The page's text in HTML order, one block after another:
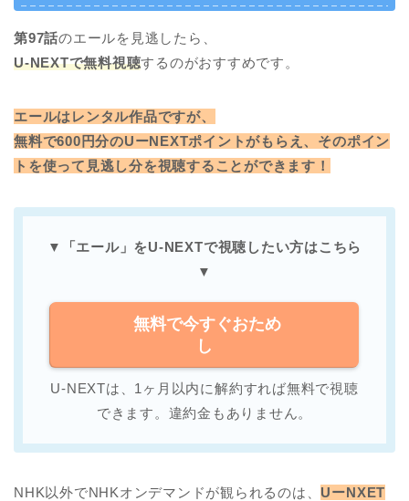
第97話のエールを見逃したら、
U-NEXTで無料視聴するのがおすすめです。
エールはレンタル作品ですが、
無料で600円分のUーNEXTポイントがもらえ、そのポイン
トを使って見逃し分を視聴することができます！
▼「エール」をU-NEXTで視聴したい方はこちら
▼
無料で今すぐおため
し
U-NEXTは、1ヶ月以内に解約すれば無料で視聴
できます。違約金もありません。
NHK以外でNHKオンデマンドが観られるのは、 UーNXET